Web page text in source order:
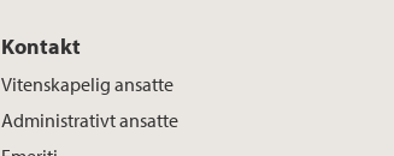
Kontakt
Vitenskapelig ansatte
Administrativt ansatte